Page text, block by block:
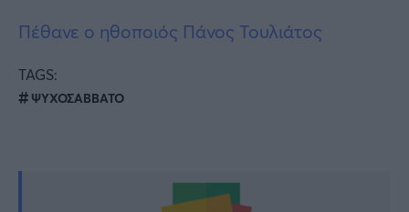
Πέθανε ο ηθοποιός Πάνος Τουλιάτος
TAGS:
ΨΥΧΟΣΑΒΒΑΤΟ